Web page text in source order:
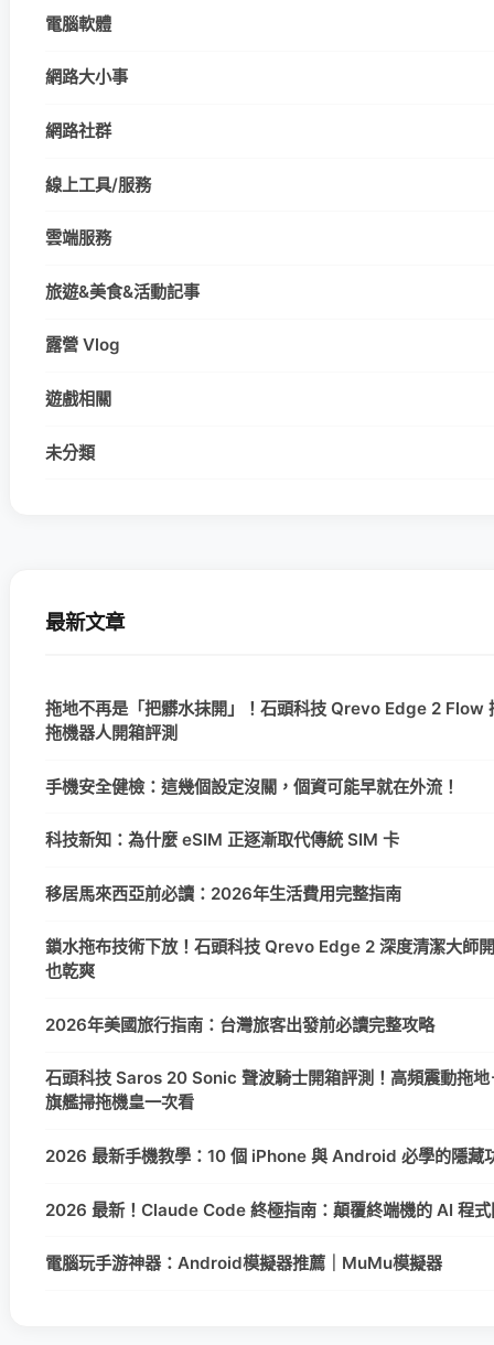
電腦軟體
網路大小事
網路社群
線上工具/服務
雲端服務
旅遊&美食&活動記事
露營 Vlog
遊戲相關
未分類
最新文章
拖地不再是「把髒水抹開」！石頭科技 Qrevo Edge 2 Flow
拖機器人開箱評測
手機安全健檢：這幾個設定沒關，個資可能早就在外流！
科技新知：為什麼 eSIM 正逐漸取代傳統 SIM 卡
移居馬來西亞前必讀：2026年生活費用完整指南
鎖水拖布技術下放！石頭科技 Qrevo Edge 2 深度清潔大師
也乾爽
2026年美國旅行指南：台灣旅客出發前必讀完整攻略
石頭科技 Saros 20 Sonic 聲波騎士開箱評測！高頻震動拖
旗艦掃拖機皇一次看
2026 最新手機教學：10 個 iPhone 與 Android 必學的隱藏
2026 最新！Claude Code 終極指南：顛覆終端機的 AI 程式
電腦玩手游神器：Android模擬器推薦｜MuMu模擬器